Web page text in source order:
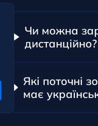
Чи можна
дистанційно?
Які поточні
має